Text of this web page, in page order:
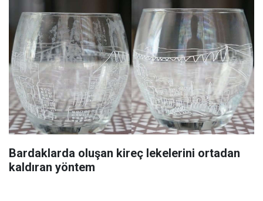
Bardaklarda oluşan kireç lekelerini ortadan
kaldıran yöntem